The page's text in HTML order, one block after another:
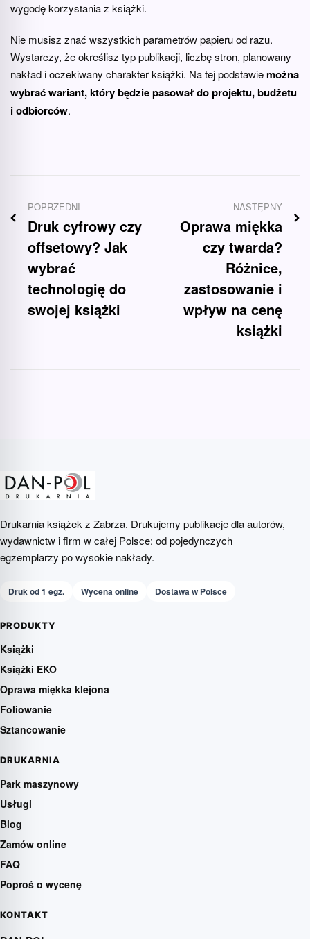
wygodę korzystania z książki.
Nie musisz znać wszystkich parametrów papieru od razu.
Wystarczy, że określisz typ publikacji, liczbę stron, planowany
nakład i oczekiwany charakter książki. Na tej podstawiemożna
wybrać wariant, który będzie pasował do projektu, budżetu
i odbiorców.
POPRZEDNI
Druk cyfrowy czy
offsetowy? Jak
wybrać
technologię do
swojej książki
NASTĘPNY
Oprawa miękka
czy twarda?
Różnice,
zastosowanie i
wpływ na cenę
książki
Drukarnia książek z Zabrza. Drukujemy publikacje dla autorów,
wydawnictw i firm w całej Polsce: od pojedynczych
egzemplarzy po wysokie nakłady.
Druk od 1 egz. Wycena online Dostawa w Polsce
PRODUKTY
Książki
Książki EKO
Oprawa miękka klejona
Foliowanie
Sztancowanie
DRUKARNIA
Park maszynowy
Usługi
Blog
Zamów online
FAQ
Poproś o wycenę
KONTAKT